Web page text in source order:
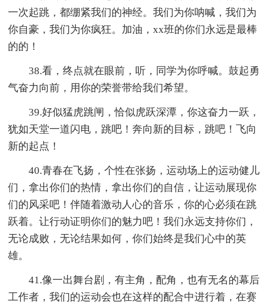
一次起跳，都绷紧我们的神经。我们为你呐喊，我们为
你自豪，我们为你疯狂。加油，xx班的你们永远是最棒
的的！
38.看，终点就在眼前，听，同学为你呼喊。鼓起勇
气奋力向前，用你的荣誉带给我们希望。
39.好似猛虎跳闸，恰似虎跃深潭，你这奋力一跃，
犹如天堂一道闪电，跳吧！奔向新的目标，跳吧！飞向
新的起点！
40.青春在飞扬，个性在张扬，运动场上的运动健儿
们，拿出你们的热情，拿出你们的自信，让运动展现你
们的风采吧！伴随着激动人心的音乐，你的心必须在跳
跃着。让行动证明你们的魅力吧！我们永远支持你们，
无论成败，无论结果如何，你们始终是我们心中的英
雄。
41.像一出舞台剧，有主角，配角，也有无名的幕后
工作者，我们的运动会也在这样的配合中进行着，在赛